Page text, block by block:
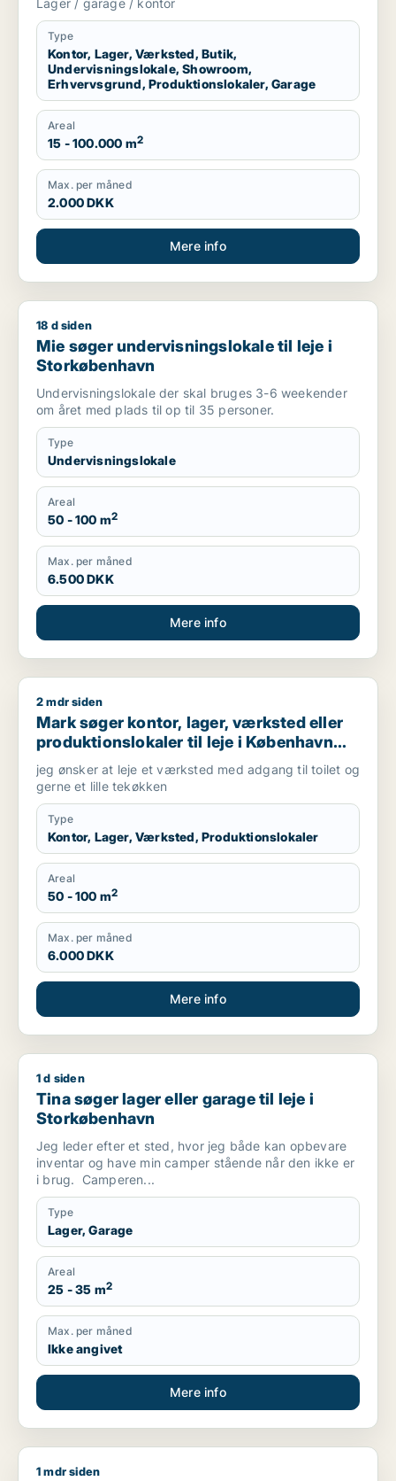
garage til leje i Region Sjælland eller
Nordsjælland
Lager / garage / kontor
Type
Kontor, Lager, Værksted, Butik,
Undervisningslokale, Showroom,
Erhvervsgrund, Produktionslokaler, Garage
Areal
15 - 100.000 m2
Max. per måned
2.000 DKK
Mere info
Mie søger undervisningslokale til leje i Storkøbenhavn
18 d siden
Mie søger undervisningslokale til leje i
Storkøbenhavn
Undervisningslokale der skal bruges 3-6 weekender
om året med plads til op til 35 personer.
Type
Undervisningslokale
Areal
50 - 100 m2
Max. per måned
6.500 DKK
Mere info
Mark søger kontor, lager, værksted eller produktionslokaler
2 mdr siden
Mark søger kontor, lager, værksted eller
produktionslokaler til leje i København
NV, Brønshøj eller Herlev m.fl.
jeg ønsker at leje et værksted med adgang til toilet og
gerne et lille tekøkken
Type
Kontor, Lager, Værksted, Produktionslokaler
Areal
50 - 100 m2
Max. per måned
6.000 DKK
Mere info
Tina søger lager eller garage til leje i Storkøbenhavn
1 d siden
Tina søger lager eller garage til leje i
Storkøbenhavn
Jeg leder efter et sted, hvor jeg både kan opbevare
inventar og have min camper stående når den ikke er
i brug. Camperen...
Type
Lager, Garage
Areal
25 - 35 m2
Max. per måned
Ikke angivet
Mere info
Paula søger lager, værksted, klinik, undervisningslokale,
1 mdr siden